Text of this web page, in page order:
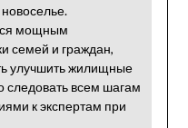
мощным
семей и граждан,
улучшить жилищные
следовать всем шагам
к экспертам при